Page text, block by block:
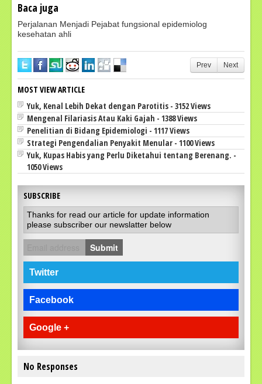
Baca juga
Perjalanan Menjadi Pejabat fungsional epidemiolog
kesehatan ahli
Prev Next
MOST VIEW ARTICLE
Yuk, Kenal Lebih Dekat dengan Parotitis - 3152 Views
Mengenal Filariasis Atau Kaki Gajah - 1388 Views
Penelitian di Bidang Epidemiologi - 1117 Views
Strategi Pengendalian Penyakit Menular - 1100 Views
Yuk, Kupas Habis yang Perlu Diketahui tentang Berenang. -
1050 Views
SUBSCRIBE
Thanks for read our article for update information
please subscriber our newslatter below
Submit
Twitter
Facebook
Google +
No Responses